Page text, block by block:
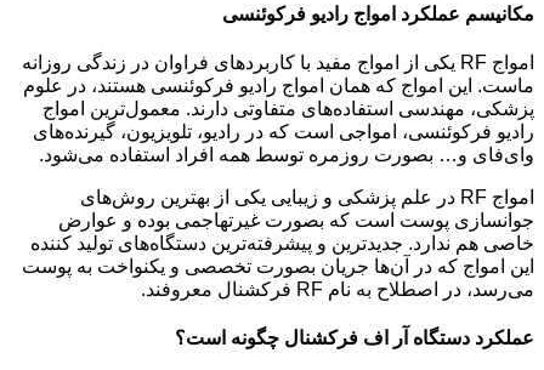
مکانیسم عملکرد امواج رادیو فرکوئنسی
امواج RF یکی از امواج مفید با کاربردهای فراوان در زندگی روزانه
ماست. این امواج که همان امواج رادیو فرکوئنسی هستند، در علوم
پزشکی، مهندسی استفاده‌های متفاوتی دارند. معمول‌ترین امواج
رادیو فرکوئنسی، امواجی است که در رادیو، تلویزیون، گیرنده‌های
وای‌فای و… بصورت روزمره توسط همه افراد استفاده می‌شود.
امواج RF در علم پزشکی و زیبایی یکی از بهترین روش‌های
جوانسازی پوست است که بصورت غیرتهاجمی بوده و عوارض
خاصی هم ندارد. جدیدترین و پیشرفته‌ترین دستگاه‌های تولید کننده
این امواج که در آن‌ها جریان بصورت تخصصی و یکنواخت به پوست
می‌رسد، در اصطلاح به نام RF فرکشنال معروفند.
عملکرد دستگاه آر اف فرکشنال چگونه است؟